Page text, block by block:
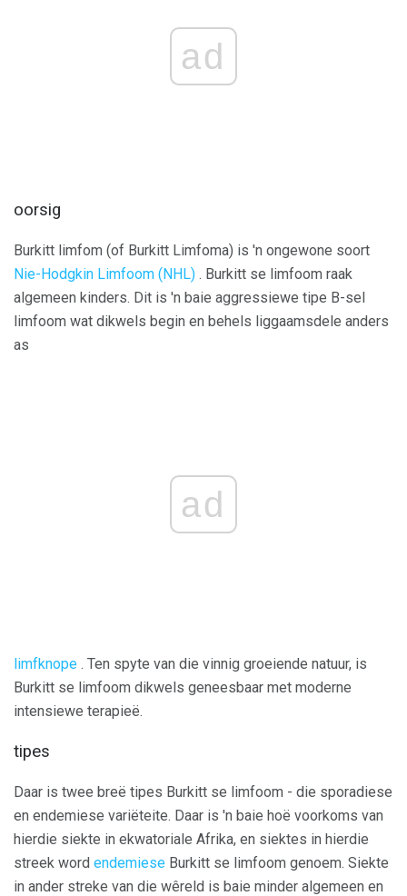
ad
oorsig
Burkitt limfom (of Burkitt Limfoma) is 'n ongewone soort
Nie-Hodgkin Limfoom (NHL) . Burkitt se limfoom raak
algemeen kinders. Dit is 'n baie aggressiewe tipe B-sel
limfoom wat dikwels begin en behels liggaamsdele anders
as
ad
limfknope . Ten spyte van die vinnig groeiende natuur, is
Burkitt se limfoom dikwels geneesbaar met moderne
intensiewe terapieë.
tipes
Daar is twee breë tipes Burkitt se limfoom - die sporadiese
en endemiese variëteite. Daar is 'n baie hoë voorkoms van
hierdie siekte in ekwatoriale Afrika, en siektes in hierdie
streek word endemiese Burkitt se limfoom genoem. Siekte
in ander streke van die wêreld is baie minder algemeen en